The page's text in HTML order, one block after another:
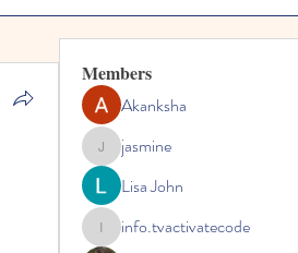
Members
Akanksha
jasminejasmine
Lisa John
info.tvactivatecode
info.tvactivatecode